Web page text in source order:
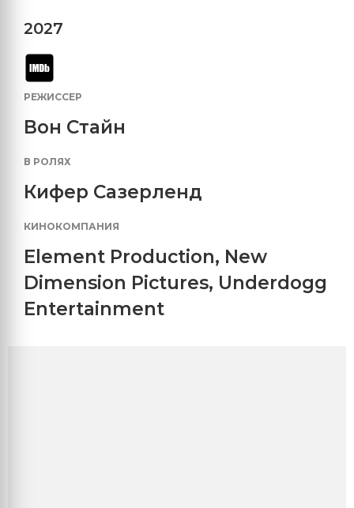
2027
РЕЖИССЕР
Вон Стайн
В РОЛЯХ
Кифер Сазерленд
КИНОКОМПАНИЯ
Element Production, New
Dimension Pictures, Underdogg
Entertainment